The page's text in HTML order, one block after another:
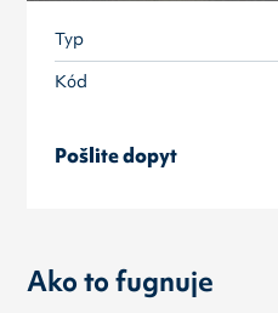
Typ
Kód
Pošlite dopyt
Ako to fugnuje